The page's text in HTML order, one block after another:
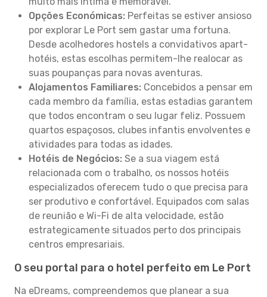
Opções Económicas: Perfeitas se estiver ansioso
por explorar Le Port sem gastar uma fortuna.
Desde acolhedores hostels a convidativos apart-
hotéis, estas escolhas permitem-lhe realocar as
suas poupanças para novas aventuras.
Alojamentos Familiares: Concebidos a pensar em
cada membro da família, estas estadias garantem
que todos encontram o seu lugar feliz. Possuem
quartos espaçosos, clubes infantis envolventes e
atividades para todas as idades.
Hotéis de Negócios: Se a sua viagem está
relacionada com o trabalho, os nossos hotéis
especializados oferecem tudo o que precisa para
ser produtivo e confortável. Equipados com salas
de reunião e Wi-Fi de alta velocidade, estão
estrategicamente situados perto dos principais
centros empresariais.
O seu portal para o hotel perfeito em Le Port
Na eDreams, compreendemos que planear a sua